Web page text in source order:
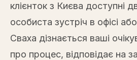
клієнток з Києва доступні
особиста зустріч в офісі
Сваха дізнається ваші
про процес, відповідає на